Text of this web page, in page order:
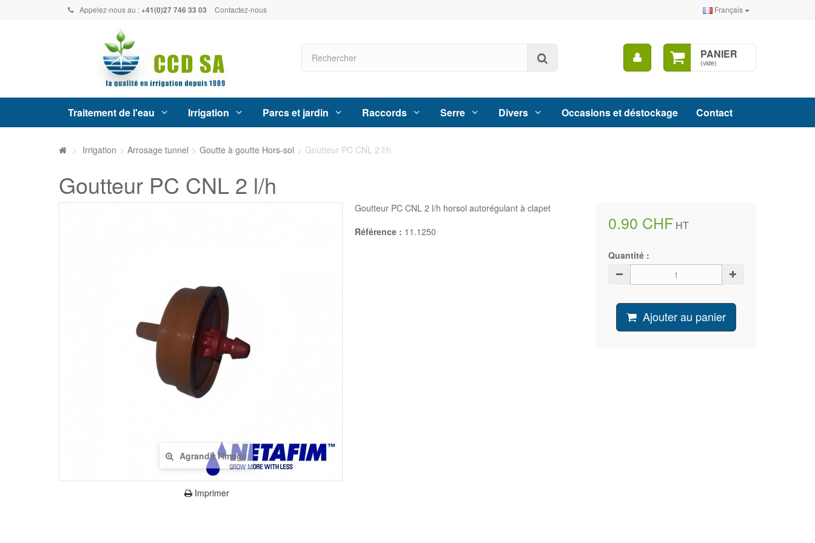
Appelez-nous au :+41(0)27 746 33 03 Contactez-nous Français
PANIER
(vide)
Mon
compte
Traitement de l'eau Irrigation Parcs et jardin Raccords Serre Divers Occasions et déstockage Contact
> Irrigation > Arrosage tunnel > Goutte à goutte Hors-sol > Goutteur PC CNL 2 l/h
Goutteur PC CNL 2 l/h
Agrandir l'image
Imprimer
0.90 CHF HT
Quantité :
Ajouter au panier
Goutteur PC CNL 2 l/h horsol autorégulant à clapet
Référence : 11.1250